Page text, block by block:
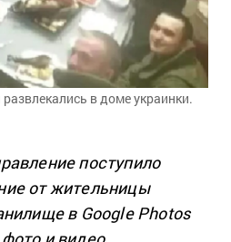
в доме украинки.
поступило
от жительницы
в Google Photos